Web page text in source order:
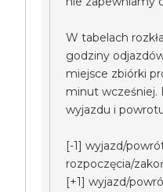
W tabelach
godziny
miejsce zbiórki
minut wcześniej.
wyjazdu i
[-1] wyjazd/
rozpoczęcia/
[+1] wyjazd/